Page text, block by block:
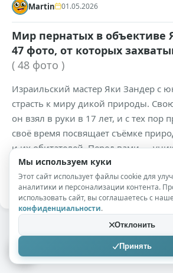
Martin 01.05.2026
Мир пернатых в объективе
47 фото, от которых
( 48 фото )
Израильский мастер Яки Зандер с
страсть к миру дикой природы.
он взял в руки в 17 лет, и с тех пор
своё время посвящает съёмке
и их обитателей. Перед вами —
его работ, запечатлевших пернатых
ситуациях. Красноклювая альциона.
Мы используем куки
Этот сайт использует файлы cookie для
аналитики и персонализации контента.
использовать сайт, вы соглашаетесь с
конфиденциальности.
Отклонить
Принять